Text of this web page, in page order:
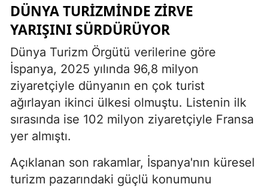
DÜNYA TURIZMINDE ZIRVE
YARIŞINI SÜRDÜRÜYOR
Dünya Turizm Örgütü verilerine göre
İspanya, 2025 yılında 96,8 milyon
ziyaretçiyle dünyanın en çok turist
ağırlayan ikinci ülkesi olmuştu. Listenin ilk
sırasında ise 102 milyon ziyaretçiyle Fransa
yer almıştı.
Açıklanan son rakamlar, İspanya'nın küresel
turizm pazarındaki güçlü konumunu